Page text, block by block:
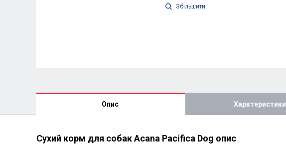
Збільшити
Опис Харктеристики
Сухий корм для собак Acana Pacifica Dog опис